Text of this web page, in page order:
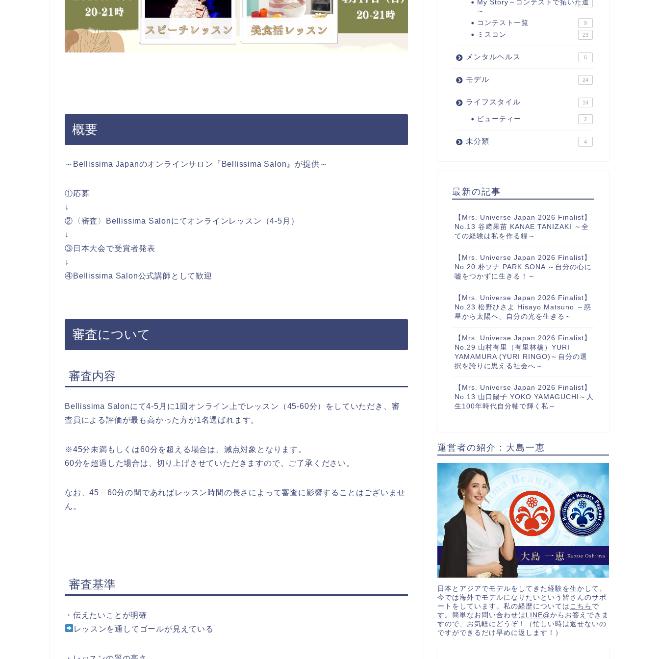
概要
～Bellissima Japanのオンラインサロン『Bellissima Salon』が提供～
①応募
↓
②〈審査〉Bellissima Salonにてオンラインレッスン（4-5月）
↓
③日本大会で受賞者発表
↓
④Bellissima Salon公式講師として歓迎
審査について
審査内容
Bellissima Salonにて4-5月に1回オンライン上でレッスン（45-60分）をしていただき、審
査員による評価が最も高かった方が1名選ばれます。
※45分未満もしくは60分を超える場合は、減点対象となります。
60分を超過した場合は、切り上げさせていただきますので、ご了承ください。
なお、45－60分の間であればレッスン時間の長さによって審査に影響することはございませ
ん。
審査基準
・伝えたいことが明確
レッスンを通してゴールが見えている
My Story～コンテストで拓いた道
～
11
コンテスト一覧 9
ミスコン 23
メンタルヘルス 6
モデル 24
ライフスタイル 14
ビューティー 2
未分類 4
最新の記事
【Mrs. Universe Japan 2026 Finalist】
No.13 谷﨑果苗 KANAE TANIZAKI ～全
ての経験は私を作る糧～
【Mrs. Universe Japan 2026 Finalist】
No.20 朴ソナ PARK SONA ～自分の心に
嘘をつかずに生きる！～
【Mrs. Universe Japan 2026 Finalist】
No.23 松野ひさよ Hisayo Matsuno ～惑
星から太陽へ、自分の光を生きる～
【Mrs. Universe Japan 2026 Finalist】
No.29 山村有里（有里林檎）YURI
YAMAMURA (YURI RINGO)～自分の選
択を誇りに思える社会へ～
【Mrs. Universe Japan 2026 Finalist】
No.13 山口陽子 YOKO YAMAGUCHI～人
生100年時代自分軸で輝く私～
運営者の紹介：大島一恵
日本とアジアでモデルをしてきた経験を生かして、
今では海外でモデルになりたいという皆さんのサポ
ートをしています。私の経歴については こちら で
す。簡単なお問い合わせは LINE@からお答えできま
すので、お気軽にどうぞ！（忙しい時は返せないの
ですができるだけ早めに返します！）